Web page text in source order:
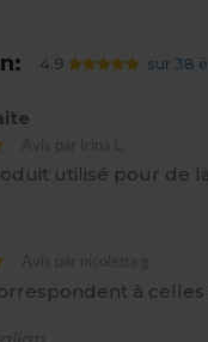
4.9 sur 38
utilisé pour de
à